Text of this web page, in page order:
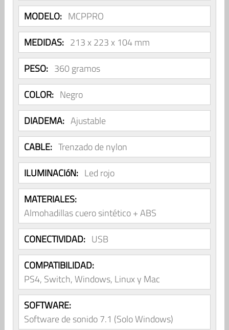
MODELO: MCPPRO
MEDIDAS: 213 x 223 x 104 mm
PESO: 360 gramos
COLOR: Negro
DIADEMA: Ajustable
CABLE: Trenzado de nylon
ILUMINACIóN: Led rojo
MATERIALES:
Almohadillas cuero sintético + ABS
CONECTIVIDAD: USB
COMPATIBILIDAD:
PS4, Switch, Windows, Linux y Mac
SOFTWARE:
Software de sonido 7.1 (Solo Windows)